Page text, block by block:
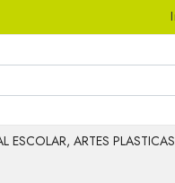
ESCOLAR, ARTES